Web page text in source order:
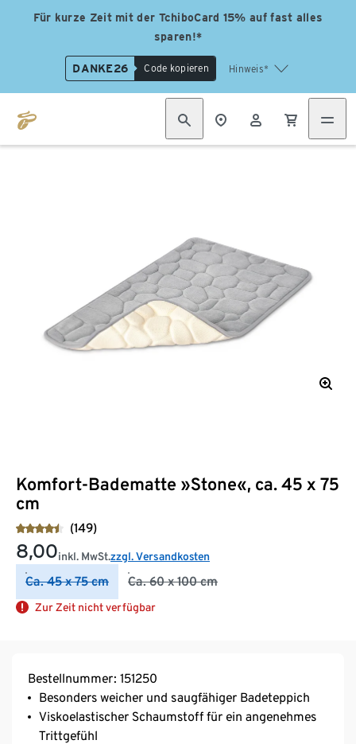
Für kurze Zeit mit der TchiboCard 15% auf fast alles
sparen!*
DANKE26 Code kopieren Hinweis*
Komfort-Badematte »Stone«, ca. 45 x 75
cm
(149)
8,00inkl. MwSt.zzgl. Versandkosten
Ca. 45 x 75 cm Ca. 60 x 100 cm
Zur Zeit nicht verfügbar
Bestellnummer: 151250
Besonders weicher und saugfähiger Badeteppich
Viskoelastischer Schaumstoff für ein angenehmes
Trittgefühl